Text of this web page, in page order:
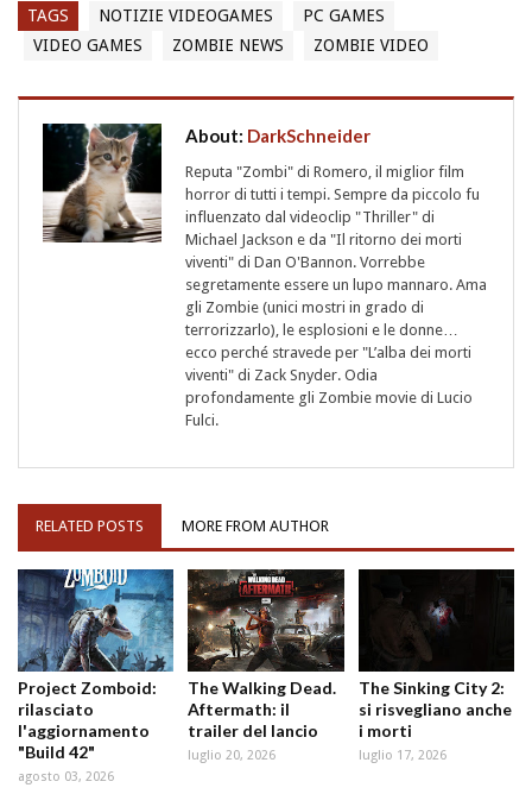
TAGS NOTIZIE VIDEOGAMES
PC GAMES
VIDEO GAMES
ZOMBIE NEWS ZOMBIE VIDEO
About: DarkSchneider
Reputa "Zombi" di Romero, il miglior film
horror di tutti i tempi. Sempre da piccolo fu
influenzato dal videoclip "Thriller" di
Michael Jackson e da "Il ritorno dei morti
viventi" di Dan O'Bannon. Vorrebbe
segretamente essere un lupo mannaro. Ama
gli Zombie (unici mostri in grado di
terrorizzarlo), le esplosioni e le donne…
ecco perché stravede per "L’alba dei morti
viventi" di Zack Snyder. Odia
profondamente gli Zombie movie di Lucio
Fulci.
RELATED POSTS MORE FROM AUTHOR
Project Zomboid:
rilasciato
l'aggiornamento
"Build 42"
agosto 03, 2026
The Walking Dead.
Aftermath: il
trailer del lancio
luglio 20, 2026
The Sinking City 2:
si risvegliano anche
i morti
luglio 17, 2026